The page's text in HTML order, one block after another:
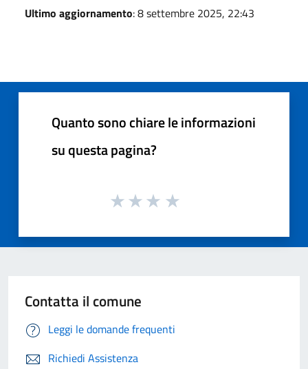
Ultimo aggiornamento: 8 settembre 2025, 22:43
Quanto sono chiare le informazioni
su questa pagina?
Contatta il comune
Leggi le domande frequenti
Richiedi Assistenza